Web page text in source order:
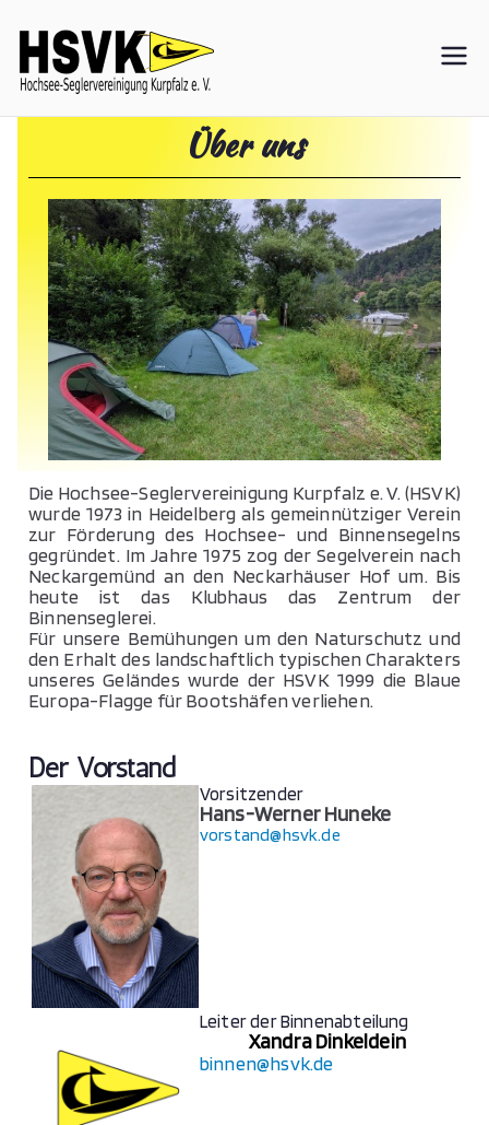
Seglervereini
gung Kurpfalz
e. V.
Über uns
Die Hochsee-Seglervereinigung Kurpfalz e. V. (HSVK)
wurde 1973 in Heidelberg als gemeinnütziger Verein
zur Förderung des Hochsee- und Binnensegelns
gegründet. Im Jahre 1975 zog der Segelverein nach
Neckargemünd an den Neckarhäuser Hof um. Bis
heute ist das Klubhaus das Zentrum der
Binnenseglerei.
Für unsere Bemühungen um den Naturschutz und
den Erhalt des landschaftlich typischen Charakters
unseres Geländes wurde der HSVK 1999 die Blaue
Europa-Flagge für Bootshäfen verliehen.
Der Vorstand
Vorsitzender
Hans-Werner Huneke
vorstand@hsvk.de
Leiter der Binnenabteilung
Xandra Dinkeldein
binnen@hsvk.de